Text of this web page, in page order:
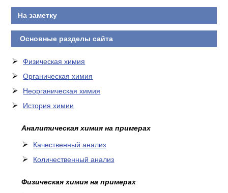
На заметку
Основные разделы сайта
Физическая химия
Органическая химия
Неорганическая химия
История химии
Аналитическая химия на примерах
Качественный анализ
Количественный анализ
Физическая химия на примерах